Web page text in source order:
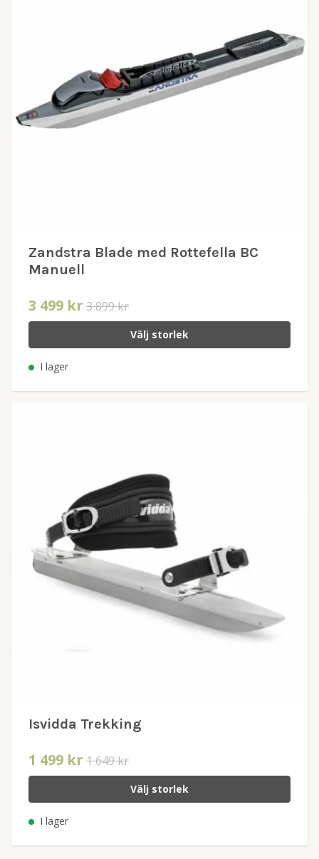
Zandstra Blade med Rottefella BC
Manuell
3 499 kr 3 899 kr
Välj storlek
I lager
Isvidda Trekking
1 499 kr 1 649 kr
Välj storlek
I lager